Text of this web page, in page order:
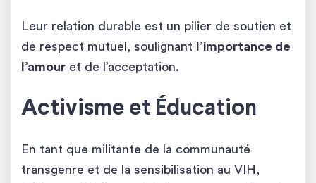
Leur relation durable est un pilier de soutien et
de respect mutuel, soulignant
l’importance de
l’amour et de l’acceptation.
Activisme et Éducation
En tant que militante de la communauté
transgenre et de la sensibilisation au VIH,